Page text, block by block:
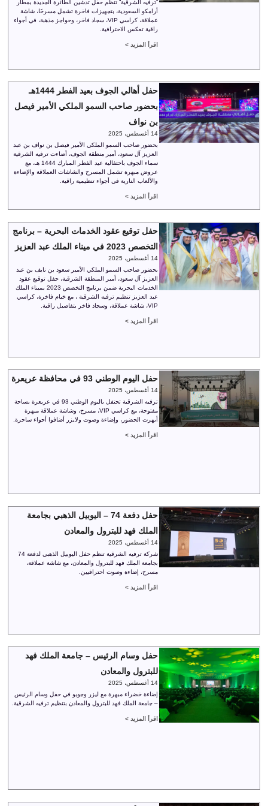
“ترفيه الشرقية” تنظم حفل تدشين الطائرة الجديدة بمطار
أرامكو السعودية، بتجهيزات فاخرة تشمل مسرحًا، شاشة
عملاقة، كراسي VIP، سجاد فاخر، وحواجز مذهبة، في أجواء
راقية تعكس الاحترافية.
اقرأ المزيد >
حفل أهالي الجوف بعيد الفطر 1444هـ
بحضور صاحب السمو الملكي الأمير فيصل
بن نواف
14 أغسطس، 2025
بحضور صاحب السمو الملكي الأمير فيصل بن نواف بن عبد
العزيز آل سعود، أمير منطقة الجوف، أضاءت ترفيه الشرقية
سماء الجوف باحتفالية عيد الفطر المبارك 1444 هـ، مع
عروض مبهرة تشمل المسرح والشاشات العملاقة والإضاءة
والألعاب النارية في أجواء تنظيمية راقية.
اقرأ المزيد >
حفل توقيع عقود الخدمات البحرية – برنامج
التخصص 2023 في ميناء الملك عبد العزيز
14 أغسطس، 2025
بحضور صاحب السمو الملكي الأمير سعود بن نايف بن عبد
العزيز آل سعود، أمير المنطقة الشرقية، حفل توقيع عقود
الخدمات البحرية ضمن برنامج التخصص 2023 بميناء الملك
عبد العزيز تنظيم ترفيه الشرقية ، مع خيام فاخرة، كراسي
VIP، شاشة عملاقة، وسجاد فاخر بتفاصيل راقية.
اقرأ المزيد >
حفل اليوم الوطني 93 في محافظة عريعرة
14 أغسطس، 2025
ترفيه الشرقية تحتفل باليوم الوطني 93 في عريعرة بساحة
مفتوحة، مع كراسي VIP، مسرح، وشاشة عملاقة مبهرة
أبهرت الحضور، وإضاءة وصوت ولايزر أضافوا أجواء ساحرة.
اقرأ المزيد >
حفل دفعة 74 – اليوبيل الذهبي بجامعة
الملك فهد للبترول والمعادن
14 أغسطس، 2025
شركة ترفيه الشرقية تنظم حفل اليوبيل الذهبي لدفعة 74
بجامعة الملك فهد للبترول والمعادن، مع شاشة عملاقة،
مسرح، إضاءة وصوت احترافيين.
اقرأ المزيد >
حفل وسام الرئيس – جامعة الملك فهد
للبترول والمعادن
14 أغسطس، 2025
إضاءة خضراء مبهرة مع ليزر وجوبو في حفل وسام الرئيس
– جامعة الملك فهد للبترول والمعادن بتنظيم ترفيه الشرقية.
اقرأ المزيد >